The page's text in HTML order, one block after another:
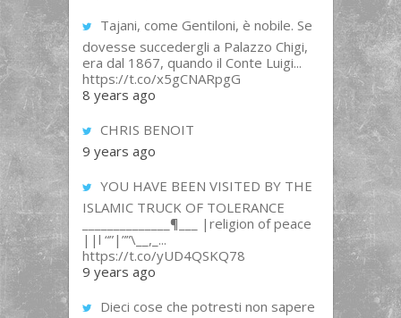
Tajani, come Gentiloni, è nobile. Se
dovesse succedergli a Palazzo Chigi,
era dal 1867, quando il Conte Luigi...
https://t.co/x5gCNARpgG
8 years ago
CHRIS BENOIT
9 years ago
YOU HAVE BEEN VISITED BY THE
ISLAMIC TRUCK OF TOLERANCE
______________¶___ |religion of peace
||l “”|””\__,_...
https://t.co/yUD4QSKQ78
9 years ago
Dieci cose che potresti non sapere